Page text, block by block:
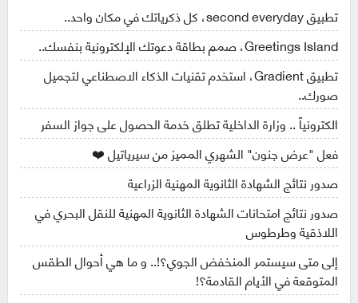
تطبيق second everyday، كل ذكرياتك في مكان واحد..
Greetings Island، صمم بطاقة دعوتك الإلكترونية بنفسك..
تطبيق Gradient، استخدم تقنيات الذكاء الاصطناعي لتجميل
صورك..
الكترونياً .. وزارة الداخلية تطلق خدمة الحصول على جواز السفر
فعل "عرض جنون" الشهري المميز من سيرياتيل ❤️
صدور نتائج الشهادة الثانوية المهنية الزراعية
صدور نتائج امتحانات الشهادة الثانوية المهنية للنقل البحري في
اللاذقية وطرطوس
إلى متى سيستمر المنخفض الجوي؟!.. و ما هي أحوال الطقس
المتوقعة في الأيام القادمة؟!